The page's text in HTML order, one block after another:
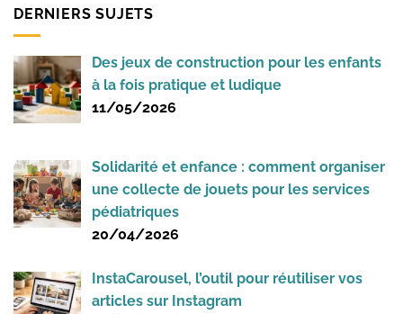
DERNIERS SUJETS
Des jeux de construction pour les enfants
à la fois pratique et ludique
11/05/2026
Solidarité et enfance : comment organiser
une collecte de jouets pour les services
pédiatriques
20/04/2026
InstaCarousel, l’outil pour réutiliser vos
articles sur Instagram